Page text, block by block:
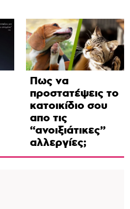
Πως να
προστατέψεις το
κατοικίδιο σου
απο τις
“ανοιξιάτικες”
αλλεργίες;